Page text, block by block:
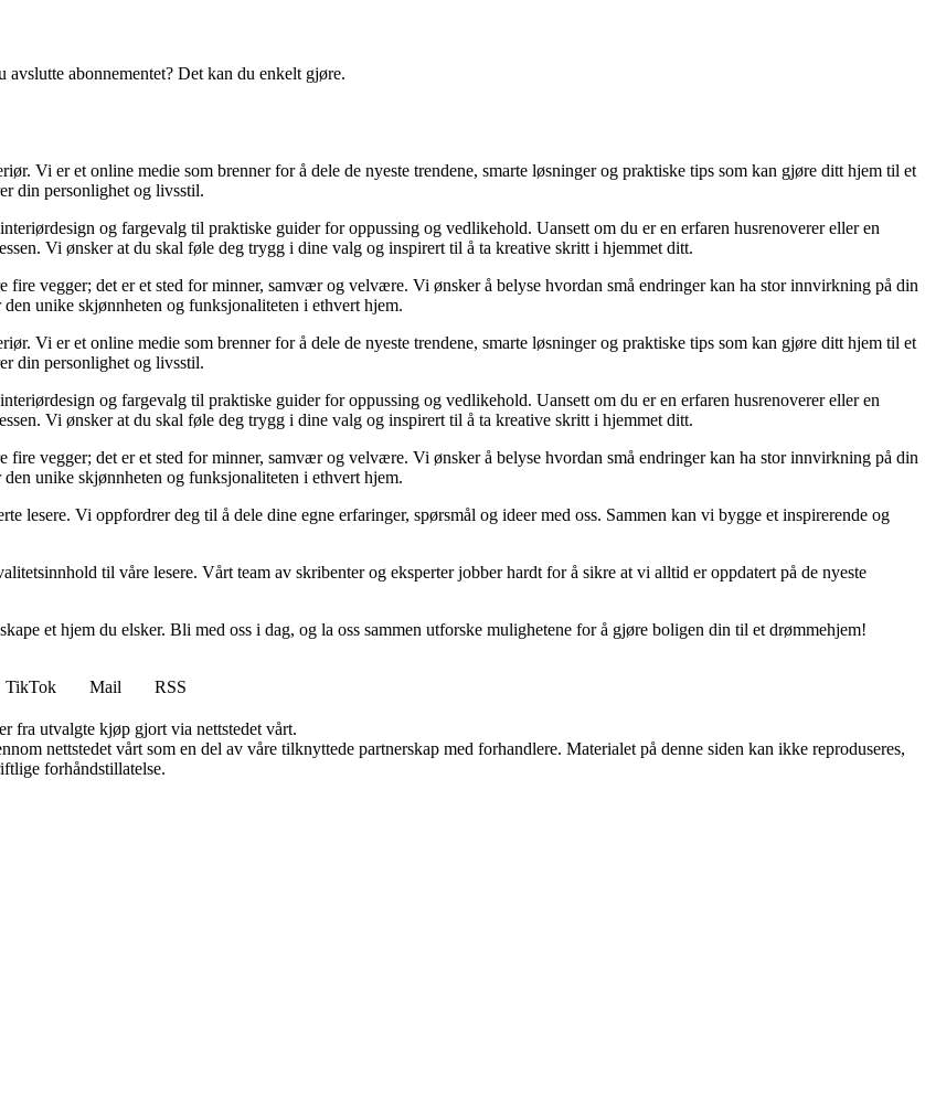
abonnementet? Det kan du enkelt gjøre.
Vi er et online medie som brenner for å dele de nyeste trendene, smarte løsninger og praktiske tips som kan gjøre ditt hjem til et
din personlighet og livsstil.
og fargevalg til praktiske guider for oppussing og vedlikehold. Uansett om du er en erfaren husrenoverer eller en
Vi ønsker at du skal føle deg trygg i dine valg og inspirert til å ta kreative skritt i hjemmet ditt.
vegger; det er et sted for minner, samvær og velvære. Vi ønsker å belyse hvordan små endringer kan ha stor innvirkning på din
unike skjønnheten og funksjonaliteten i ethvert hjem.
Vi er et online medie som brenner for å dele de nyeste trendene, smarte løsninger og praktiske tips som kan gjøre ditt hjem til et
din personlighet og livsstil.
og fargevalg til praktiske guider for oppussing og vedlikehold. Uansett om du er en erfaren husrenoverer eller en
Vi ønsker at du skal føle deg trygg i dine valg og inspirert til å ta kreative skritt i hjemmet ditt.
vegger; det er et sted for minner, samvær og velvære. Vi ønsker å belyse hvordan små endringer kan ha stor innvirkning på din
unike skjønnheten og funksjonaliteten i ethvert hjem.
lesere. Vi oppfordrer deg til å dele dine egne erfaringer, spørsmål og ideer med oss. Sammen kan vi bygge et inspirerende og
til våre lesere. Vårt team av skribenter og eksperter jobber hardt for å sikre at vi alltid er oppdatert på de nyeste
et hjem du elsker. Bli med oss i dag, og la oss sammen utforske mulighetene for å gjøre boligen din til et drømmehjem!
TikTok Mail
RSS
fra utvalgte kjøp gjort via nettstedet vårt.
nettstedet vårt som en del av våre tilknyttede partnerskap med forhandlere. Materialet på denne siden kan ikke reproduseres,
forhåndstillatelse.